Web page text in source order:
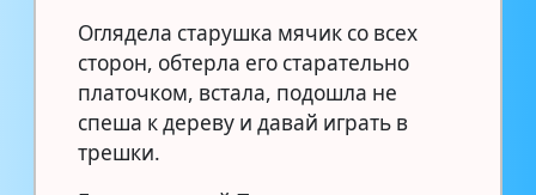
Оглядела старушка мячик со всех
сторон, обтерла его старательно
платочком, встала, подошла не
спеша к дереву и давай играть в
трешки.